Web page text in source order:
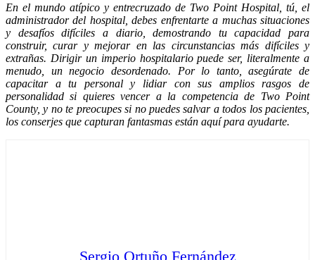
En el mundo atípico y entrecruzado de Two Point Hospital, tú, el
administrador del hospital, debes enfrentarte a muchas situaciones
y desafíos difíciles a diario, demostrando tu capacidad para
construir, curar y mejorar en las circunstancias más difíciles y
extrañas. Dirigir un imperio hospitalario puede ser, literalmente a
menudo, un negocio desordenado. Por lo tanto, asegúrate de
capacitar a tu personal y lidiar con sus amplios rasgos de
personalidad si quieres vencer a la competencia de Two Point
County, y no te preocupes si no puedes salvar a todos los pacientes,
los conserjes que capturan fantasmas están aquí para ayudarte.
Sergio Ortuño Fernández